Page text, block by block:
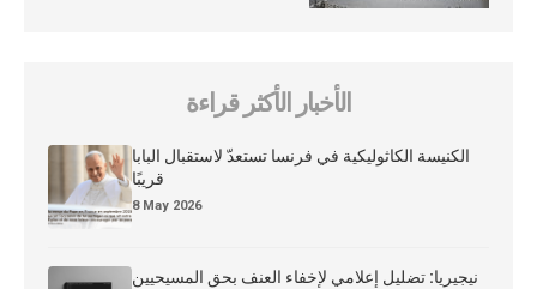
الأخبار الأكثر قراءة
الكنيسة الكاثوليكية في فرنسا تستعدّ لاستقبال البابا
قريبًا
8 May 2026
نيجيريا: تضليل إعلامي لإخفاء العنف بحق المسيحيين